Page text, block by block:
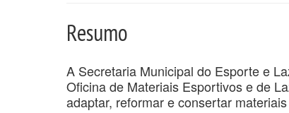
Resumo
A Secretaria Municipal do Esporte e
Oficina de Materiais Esportivos e de
adaptar, reformar e consertar